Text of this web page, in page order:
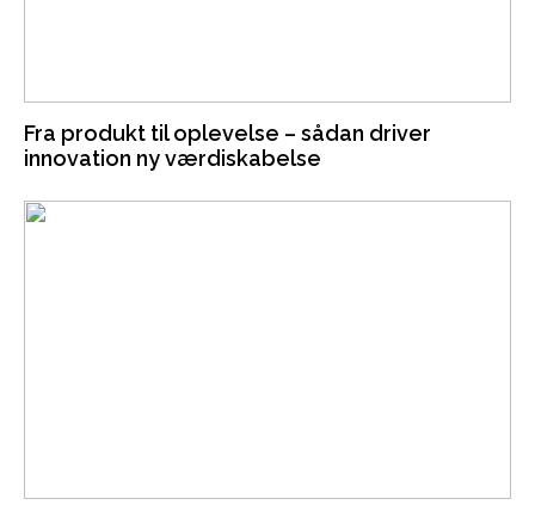
Fra produkt til oplevelse – sådan driver
innovation ny værdiskabelse